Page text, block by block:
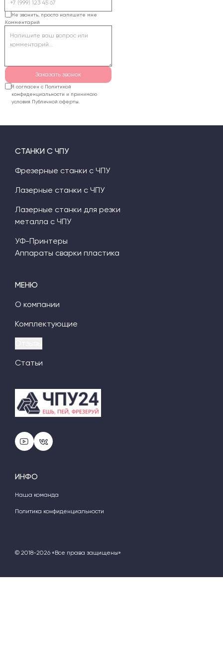
3D обработки
пенопласта лучше
использовать
фрезерный станок или
Не звонить, просто напишите мне
Комментарий
Заказать звонок
Я согласен с Политикой
конфиденциальности и принимаю
условия Публичной оферты.
МЕНЮ
О компании
Комплектующие
Статьи
СТАНКИ С ЧПУ
Фрезерные станки с ЧПУ
Лазерные станки с ЧПУ
Лазерные станки для резки
металла с ЧПУ
УФ-Принтеры
Аппараты сварки пластика
ИНФО
Наша команда
Политика конфиденциальности
© 2018-2026 «Все права защищены»